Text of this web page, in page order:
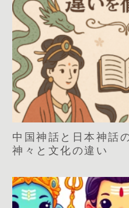
中国神話と日本神話
神々と文化の違い